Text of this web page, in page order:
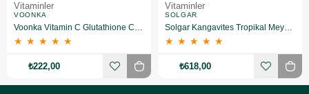
Vitaminler
VOONKA
Voonka Vitamin C Glutathione Complex Efervesan 15 Tablet
★ ★ ★ ★ ★
₺222,00
Vitaminler
SOLGAR
Solgar Kangavites Tropikal Meyve Aromalı 60 Tablet
★ ★ ★ ★ ★
₺618,00